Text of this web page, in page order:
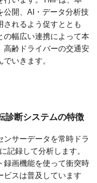
公開、AI・データ分析技
されるよう促すととも
の幅広い連携によって本
高齢ドライバーの交通安
いきます。
診断システムの特徴
ンサーデータを常時ドラ
記録して分析します。
録画機能を使って衝突時
ビスは普及しています